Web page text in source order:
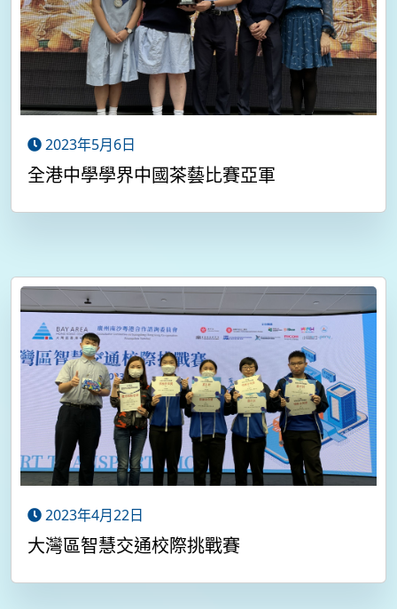
2023年5月6日
全港中學學界中國茶藝比賽亞軍
2023年4月22日
大灣區智慧交通校際挑戰賽